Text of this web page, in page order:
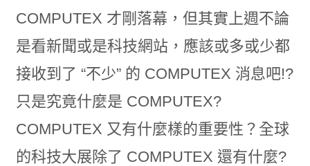
COMPUTEX 才剛落幕，但其實上週不論
是看新聞或是科技網站，應該或多或少都
接收到了 “不少” 的 COMPUTEX 消息吧!?
只是究竟什麼是 COMPUTEX?
COMPUTEX 又有什麼樣的重要性？全球
的科技大展除了 COMPUTEX 還有什麼?